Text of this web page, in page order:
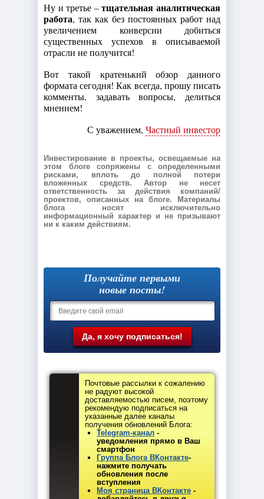
Ну и третье –тщательная аналитическая
работа, так как без постоянных работ над
увеличением конверсии добиться
существенных успехов в описываемой
отрасли не получится!
Вот такой кратенький обзор данного
формата сегодня! Как всегда, прошу писать
комменты, задавать вопросы, делиться
мнением!
С уважением, Частный инвестор
Инвестирование в проекты, освещаемые на
этом блоге сопряжены с определенными
рисками, вплоть до полной потери
вложенных средств. Автор не несет
ответственность за действия компаний/
проектов, описанных на блоге. Материалы
блога носят исключительно
информационный характер и не призывают
ни к каким действиям.
Получайте первыми
новые посты!
Почтовые рассылки к сожалению
не радуют высокой
доставляемостью писем, поэтому
рекомендую подписаться на
указанные далее каналы
получения обновлений Блога:
Telegram-канал -
уведомления прямо в Ваш
смартфон
Группа Блога ВКонтакте-
нажмите получать
обновления после
вступления
Моя страница ВКонтакте -